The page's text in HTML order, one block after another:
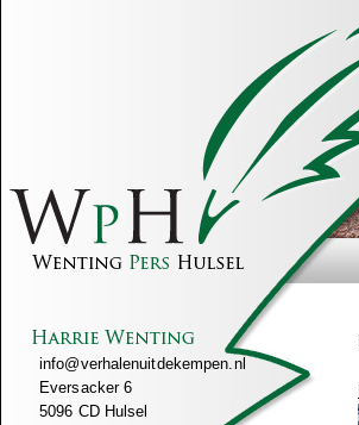
info@verhalenuitdekempen.nl
Eversacker 6
5096 CD Hulsel